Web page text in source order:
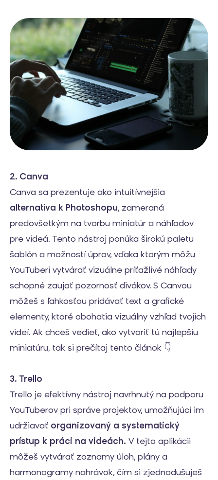
2. Canva
Canva sa prezentuje ako intuitívnejšia
alternatíva k Photoshopu, zameraná
predovšetkým na tvorbu miniatúr a náhľadov
pre videá. Tento nástroj ponúka širokú paletu
šablón a možností úprav, vďaka ktorým môžu
YouTuberi vytvárať vizuálne príťažlivé náhľady
schopné zaujať pozornosť divákov. S Canvou
môžeš s ľahkosťou pridávať text a grafické
elementy, ktoré obohatia vizuálny vzhľad tvojich
videí. Ak chceš vedieť, ako vytvoriť tú najlepšiu
miniatúru, tak si prečítaj tento článok 👇
3. Trello
Trello je efektívny nástroj navrhnutý na podporu
YouTuberov pri správe projektov, umožňujúci im
udržiavať organizovaný a systematický
prístup k práci na videách. V tejto aplikácii
môžeš vytvárať zoznamy úloh, plány a
harmonogramy nahrávok, čím si zjednodušuješ